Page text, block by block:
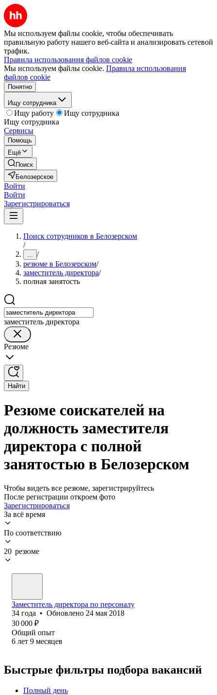
Мы используем файлы cookie, чтобы обеспечивать
правильную работу нашего веб-сайта и анализировать сетевой
трафик.
Правила использования файлов cookie
Мы используем файлы cookie. Правила использования
файлов cookie
Понятно
Ищу сотрудника
Ищу работу
Ищу сотрудника
Ищу сотрудника
Сервисы
Помощь
Ещё
Поиск
Белозерское
Войти
Войти
Зарегистрироваться
Поиск сотрудников в Белозерском
/
... /
резюме в Белозерском/
заместитель директора/
полная занятость
заместитель директора
Резюме
Найти
Резюме соискателей на
должность заместителя
директора с полной
занятостью в Белозерском
Чтобы видеть все резюме, зарегистрируйтесь
После регистрации откроем фото
Зарегистрироваться
За всё время
По соответствию
20 резюме
Заместитель директора по персоналу
34 года • Обновлено 24 мая 2018
30 000 ₽
Общий опыт
6 лет 9 месяцев
Быстрые фильтры подбора вакансий
Полный день